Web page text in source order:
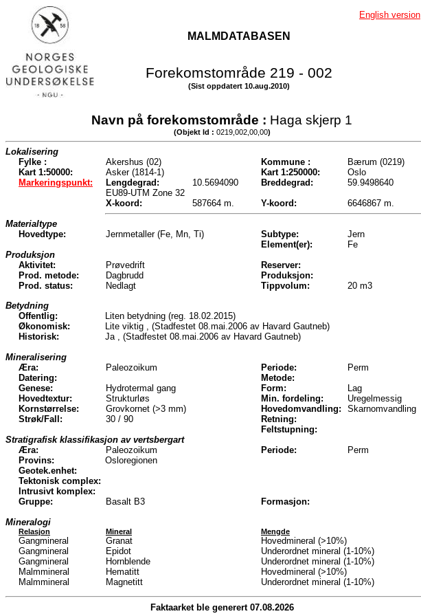
English version
MALMDATABASEN
Forekomstområde 219 - 002
(Sist oppdatert 10.aug.2010)
Navn på forekomstområde : Haga skjerp 1
(Objekt Id : 0219,002,00,00)
Lokalisering
Fylke :
Akershus (02) Kommune :
Bærum (0219)
Kart 1:50000:
Asker (1814-1) Kart 1:250000:
Oslo
Markeringspunkt:
Lengdegrad: 10.5694090 Breddegrad:
59.9498640
EU89-UTM Zone 32
X-koord:
587664 m. Y-koord:
6646867 m.
Materialtype
Hovedtype:
Jernmetaller (Fe, Mn, Ti) Subtype:
Jern
Element(er):
Fe
Produksjon
Aktivitet:
Prøvedrift
Reserver:
Prod. metode:
Dagbrudd
Produksjon:
Prod. status:
Nedlagt Tippvolum:
20 m3
Betydning
Offentlig:
Liten betydning (reg. 18.02.2015)
Økonomisk:
Lite viktig , (Stadfestet 08.mai.2006 av Havard Gautneb)
Historisk:
Ja , (Stadfestet 08.mai.2006 av Havard Gautneb)
Mineralisering
Æra:
Paleozoikum Periode:
Perm
Datering:
Metode:
Genese:
Hydrotermal gang Form:
Lag
Hovedtextur:
Strukturløs Min. fordeling:
Uregelmessig
Kornstørrelse:
Grovkornet (>3 mm) Hovedomvandling:
Skarnomvandling
Strøk/Fall:
30 / 90
Retning:
Feltstupning:
Stratigrafisk klassifikasjon av vertsbergart
Æra:
Paleozoikum Periode:
Perm
Provins:
Osloregionen
Geotek.enhet:
Tektonisk complex:
Intrusivt komplex:
Gruppe:
Basalt B3
Formasjon:
Mineralogi
Relasjon Mineral Mengde
Gangmineral Granat
Hovedmineral (>10%)
Gangmineral
Epidot
Underordnet mineral (1-10%)
Gangmineral
Hornblende
Underordnet mineral (1-10%)
Malmmineral
Hematitt
Hovedmineral (>10%)
Malmmineral
Magnetitt Underordnet mineral (1-10%)
Faktaarket ble generert 07.08.2026